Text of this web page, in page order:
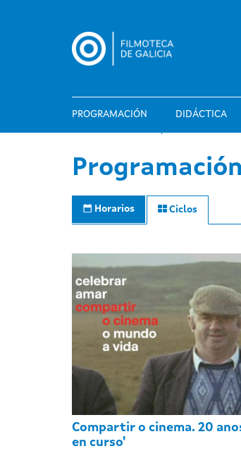
PROGRAMACIÓN DIDÁCTICA
Programación
Horarios Ciclos
Compartir o cinema. 20
en curso'